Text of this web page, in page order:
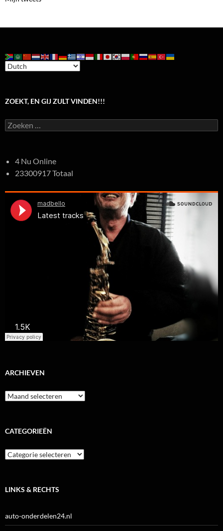
ZOEKT, EN GIJ ZULT VINDEN!!!
Zoeken
naar:
4 Nu Online
23300917 Totaal
ARCHIEVEN
Archieven
CATEGORIEËN
Categorieën
LINKS & RECHTS
auto-onderdelen24.nl